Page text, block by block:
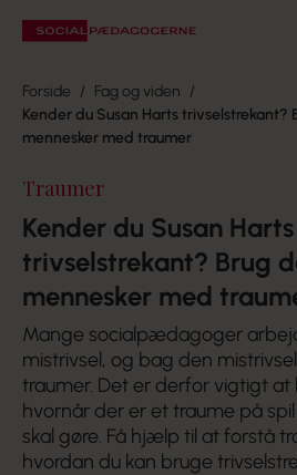
Forside
Fag og viden
Kender du Susan Harts
mennesker med traumer
Traumer
Kender du Susan Harts
trivselstrekant? Brug
mennesker med
Mange socialpædagoger
mistrivsel, og bag den
traumer. Det er derfor vigtigt at
hvornår der er et traume på
skal gøre. Få hjælp til at forstå
hvordan du kan bruge